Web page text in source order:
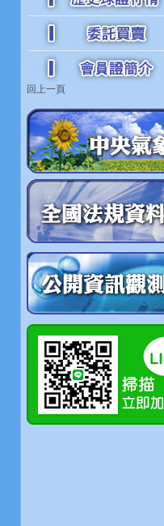
回上一頁